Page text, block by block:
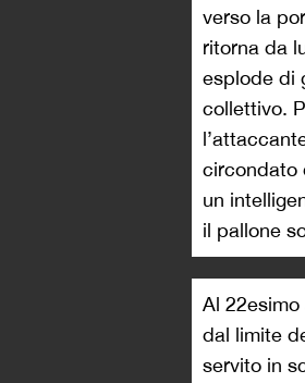
verso la
ritorna da
esplode di
collettivo.
circondato
un
il pallone
Al
dal limite
servito in